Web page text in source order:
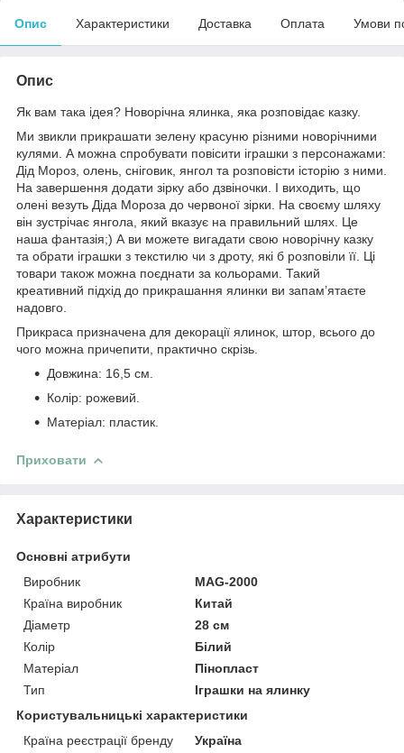
Опис Характеристики Доставка Оплата Умови
Опис
Як вам така ідея? Новорічна ялинка, яка розповідає казку.
Ми звикли прикрашати зелену красуню різними новорічними
кулями. А можна спробувати повісити іграшки з персонажами:
Дід Мороз, олень, сніговик, янгол та розповісти історію з ними.
На завершення додати зірку або дзвіночки. І виходить, що
олені везуть Діда Мороза до червоної зірки. На своєму шляху
він зустрічає янгола, який вказує на правильний шлях. Це
наша фантазія;) А ви можете вигадати свою новорічну казку
та обрати іграшки з текстилю чи з дроту, які б розповіли її. Ці
товари також можна поєднати за кольорами. Такий
креативний підхід до прикрашання ялинки ви запам’ятаєте
надовго.
Прикраса призначена для декорації ялинок, штор, всього до
чого можна причепити, практично скрізь.
Довжина: 16,5 см.
Колір: рожевий.
Матеріал: пластик.
Приховати
Характеристики
Основні атрибути
Виробник
MAG-2000
Країна виробник
Китай
Діаметр
28 см
Колір
Білий
Матеріал
Пінопласт
Тип
Іграшки на ялинку
Користувальницькі характеристики
Країна реєстрації бренду
Україна